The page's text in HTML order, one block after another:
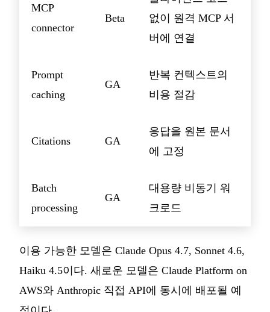
MCP
connector
Beta
없이 원격 MCP 서
버에 연결
Prompt
caching
GA
반복 컨텍스트의
비용 절감
Citations GA
응답을 원본 문서
에 고정
Batch
processing
GA
대용량 비동기 워
크로드
이용 가능한 모델은 Claude Opus 4.7, Sonnet 4.6,
Haiku 4.5이다. 새로운 모델은 Claude Platform on
AWS와 Anthropic 직접 API에 동시에 배포될 예